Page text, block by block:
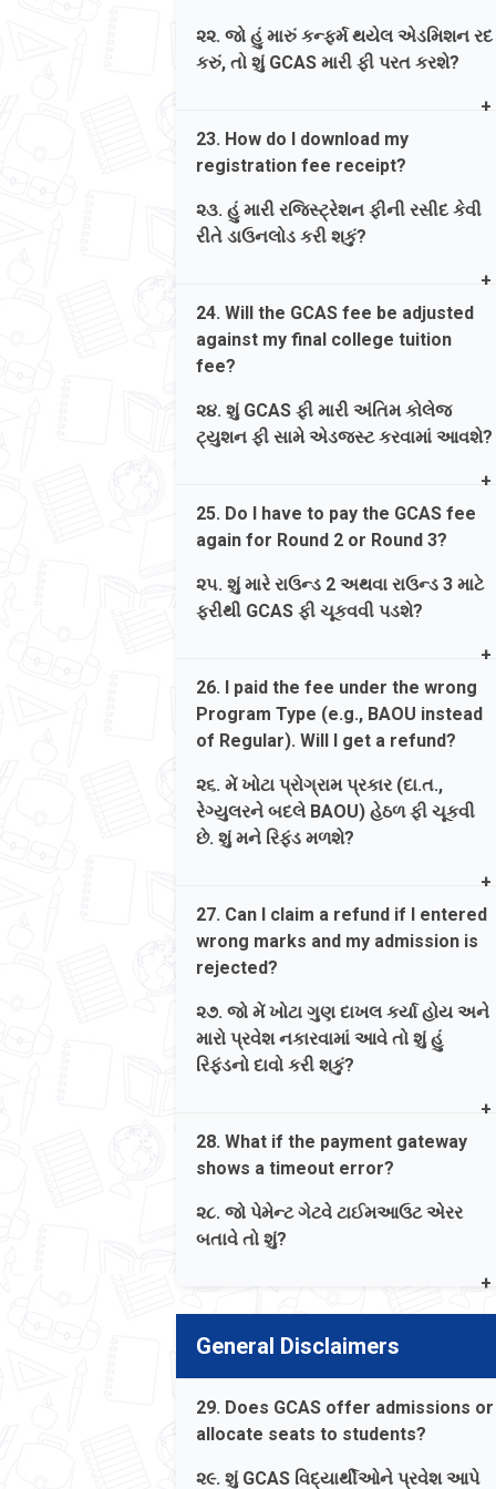
- Person with Benchmark Disability
(40% કે તેથી વધુ દિવ્યાંગતા)ના કિસ્સામાં
રૂ.૧૫૦/-
જવાબ. ના, નોંધણી ફી માત્ર GCAS પોર્ટલ
પર ઓનલાઈન માધ્યમથી (UPI, QR,
૨૨. જો હું મારું કન્ફર્મ થયેલ એડમિશન રદ
કરું, તો શું GCAS મારી ફી પરત કરશે?
portal is non-refundable. For
college/university fee refunds, you
must contact the respective
college/university directly, as it is
રજિસ્ટ્રેશન ફી રિફંડેબલ નથી. કોલેજ/
યુનિવર્સિટીમાં ભરેલી ફી ના રિફંડ માટે,
તમારે સીધો સંબંધિત કોલેજ/યુનિવર્સિટીનો
સંપર્ક કરવો આવશ્યક છે.
23. How do I download my
registration fee receipt?
૨૩. હું મારી રજિસ્ટ્રેશન ફીની રસીદ કેવી
રીતે ડાઉનલોડ કરી શકું?
the blue download icon next to
'Payment Status: Successful' on your
dashboard to download the system-
generated PDF receipt.
જવાબ. સફળ ચુકવણી પછી, સિસ્ટમ દ્વારા
Status: Successful' ની બાજુમાં આવેલા
વાદળી ડાઉનલોડ આઇકન પર ક્લિક કરો.
24. Will the GCAS fee be adjusted
against my final college tuition
fee?
૨૪. શું GCAS ફી મારી અંતિમ કોલેજ
ટ્યુશન ફી સામે એડજસ્ટ કરવામાં આવશે?
completely separate and will not be
adjusted against your college tuition
fees.
જવાબ. ના, GCAS નોંધણી ફી સંપૂર્ણપણે
અલગ છે અને તે તમારી કોલેજ ટ્યુશન ફી
25. Do I have to pay the GCAS fee
again for Round 2 or Round 3?
૨૫. શું મારે રાઉન્ડ 2 અથવા રાઉન્ડ 3 માટે
ફરીથી GCAS ફી ચૂકવવી પડશે?
one-time payment for the entire 2026-
27 admission cycle.
2026-27 પ્રવેશ પ્રક્રિયા માટે એક
વખતની ચુકવણી છે.
26. I paid the fee under the wrong
Program Type (e.g., BAOU instead
of Regular). Will I get a refund?
૨૬. મેં ખોટા પ્રોગ્રામ પ્રકાર (દા.ત.,
રેગ્યુલરને બદલે BAOU) હેઠળ ફી ચૂકવી
છે. શું મને રિફંડ મળશે?
wrong Program Type, it cannot be
refunded or transferred. You will have
to register and pay again under the
correct type.
જવાબ. ના, જો ચુકવણી ખોટા પ્રોગ્રામ
પ્રકાર હેઠળ કરવામાં આવે, તો તે રિફંડ કે
ચૂકવણી કરવી પડશે.
27. Can I claim a refund if I entered
wrong marks and my admission is
rejected?
૨૭. જો મેં ખોટા ગુણ દાખલ કર્યા હોય અને
મારો પ્રવેશ નકારવામાં આવે તો શું હું
રિફંડનો દાવો કરી શકું?
refundable regardless of admission
outcome. Ensure all entered data is
completely accurate.
જવાબ. ના, રજિસ્ટ્રેશન ફી નોન-રિફંડેબલ
28. What if the payment gateway
shows a timeout error?
૨૮. જો પેમેન્ટ ગેટવે ટાઈમઆઉટ એરર
બતાવે તો શું?
check your bank statement before
attempting the payment again.
જવાબ. રિફ્રેશ કરશો નહીં અથવા 'પાછા
જાય, તો ફરીથી ચુકવણીનો પ્રયાસ કરતા
General Disclaimers
29. Does GCAS offer admissions or
allocate seats to students?
૨૯. શું GCAS વિદ્યાર્થીઓને પ્રવેશ આપે